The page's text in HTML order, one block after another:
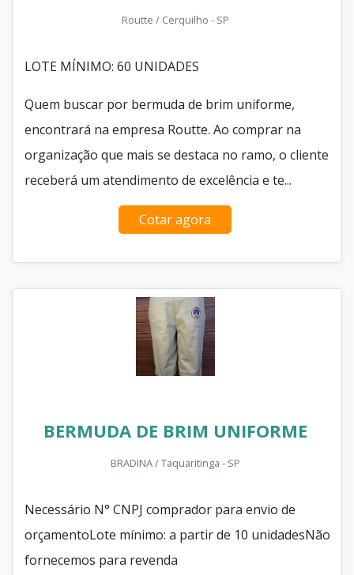
Routte / Cerquilho - SP
LOTE MÍNIMO: 60 UNIDADES
Quem buscar por bermuda de brim uniforme,
encontrará na empresa Routte. Ao comprar na
organização que mais se destaca no ramo, o cliente
receberá um atendimento de excelência e te...
Cotar agora
BERMUDA DE BRIM UNIFORME
BRADINA / Taquaritinga - SP
Necessário N° CNPJ comprador para envio de
orçamentoLote mínimo: a partir de 10 unidadesNão
fornecemos para revenda